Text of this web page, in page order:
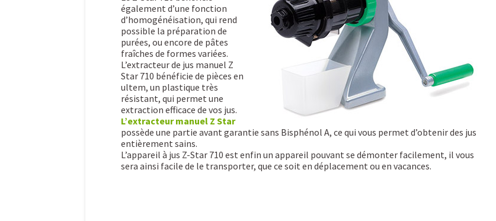
également d’une fonction
d’homogénéisation, qui rend
possible la préparation de
purées, ou encore de pâtes
fraîches de formes variées.
L’extracteur de jus manuel Z
Star 710 bénéficie de pièces en
ultem, un plastique très
résistant, qui permet une
extraction efficace de vos jus.
L’extracteur manuel Z Star
possède une partie avant garantie sans Bisphénol A, ce qui vous permet d’obtenir des jus
entièrement sains.
L’appareil à jus Z-Star 710 est enfin un appareil pouvant se démonter facilement, il vous
sera ainsi facile de le transporter, que ce soit en déplacement ou en vacances.